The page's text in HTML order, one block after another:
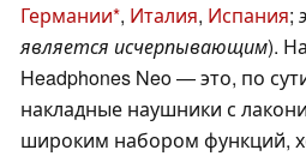
Германии , Италия, Испания;
является исчерпывающим).
Headphones Neo — это, по
накладные наушники с
широким набором функций,